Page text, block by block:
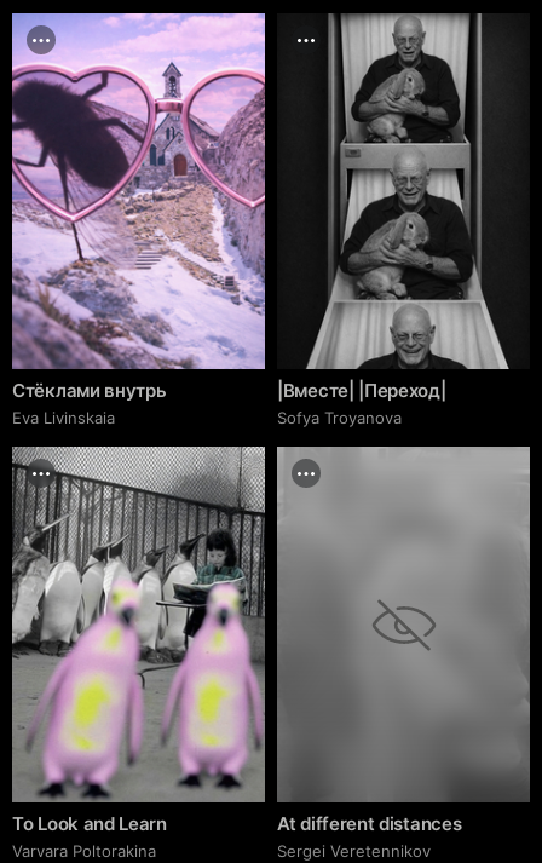
Стёклами внутрь
Eva Livinskaia
|Вместе| |Переход|
Sofya Troyanova
To Look and Learn
Varvara Poltorakina
At different distances
Sergei Veretennikov